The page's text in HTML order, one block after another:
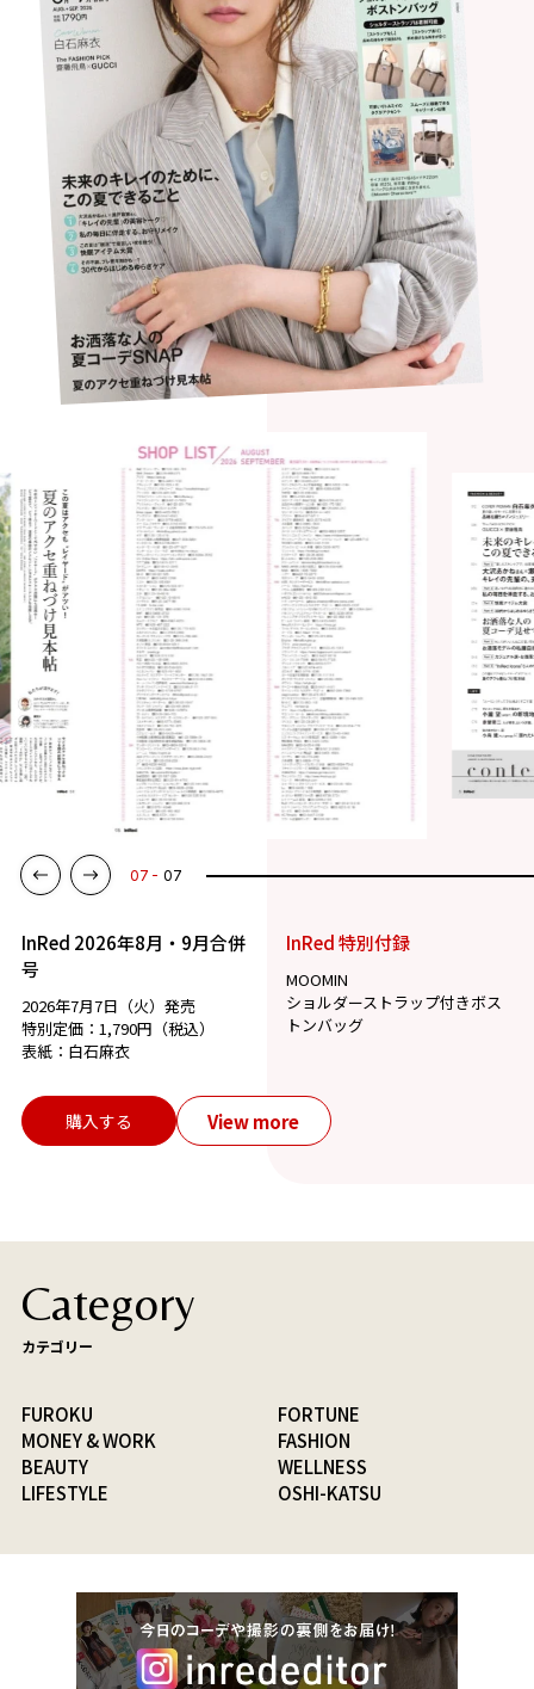
07 07
InRed 2026年8月・9月合併
号
2026年7月7日（火）発売
特別定価：1,790円（税込）
表紙：白石麻衣
InRed 特別付録
MOOMIN
ショルダーストラップ付きボス
トンバッグ
購入する View more
Category
カテゴリー
FUROKU
FORTUNE
MONEY & WORK
FASHION
BEAUTY
WELLNESS
LIFESTYLE
OSHI-KATSU